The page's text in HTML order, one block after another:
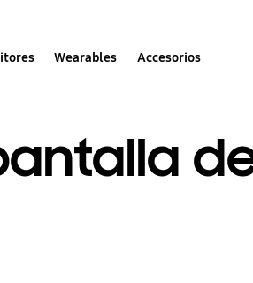
Wearables Accesorios